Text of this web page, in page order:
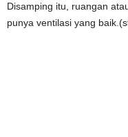
Disamping itu, ruangan
punya ventilasi yang